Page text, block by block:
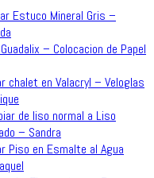
Estuco Mineral Gris –
– Colocacion de Papel
chalet en Valacryl – Veloglas
de liso normal a Liso
– Sandra
Piso en Esmalte al Agua